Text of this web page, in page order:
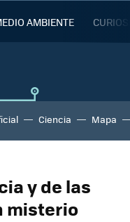
AMBIENTE
Ciencia Mapa
y de las
misterio